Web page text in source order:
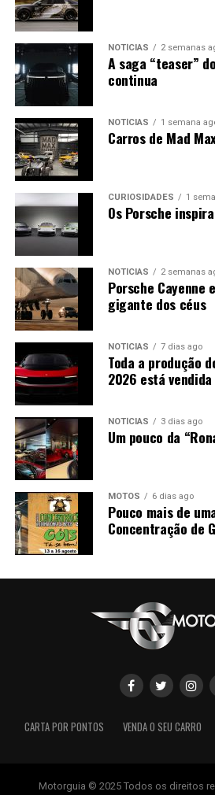
NOTÍCIAS 2 semanas
A saga “teaser”
continua
NOTÍCIAS 1 semana
Carros de Mad
CURIOSIDADES 1
Os Porsche
NOTÍCIAS 2 semanas
Porsche
gigante dos céus
NOTÍCIAS 7 dias ago
Toda a produção
2026 está vendida
NOTÍCIAS 3 dias ago
Um pouco da
MOTOS 6 dias ago
Pouco mais de
Concentração de
CARTA POR PONTOS VENDA O SEU CARRO
Motorguia © 2025 Todos os direitos